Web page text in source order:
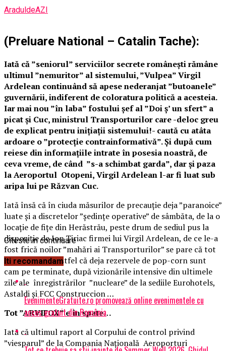
AraduldeAZI
(Preluare National – Catalin Tache):
Iată că ”seniorul” serviciilor secrete românești rămâne
ultimul ”nemuritor” al sistemului, ”Vulpea” Virgil
Ardelean continuând să apese nederanjat ”butoanele”
guvernării, indiferent de coloratura politică a acesteia.
Iar mai nou ”în laba” fostului șef al ”Doi ș’ un sfert” a
picat și Cuc, ministrul Transporturilor care -deloc greu
de explicat pentru inițiații sistemului!- caută cu atâta
ardoare o ”protecție contrainformativă”. Și după cum
reiese din informațiile intrate în posesia noastră, de
ceva vreme, de când ”s-a schimbat garda”, dar și paza
la Aeroportul Otopeni, Virgil Ardelean l-ar fi luat sub
aripa lui pe Răzvan Cuc.
Iată însă că în ciuda măsurilor de precauție deja ”paranoice”
luate și a discretelor ”ședințe operative” de sâmbăta, de la o
locație de fițe din Herăstrău, peste drum de sediul pus la
dispoziție de Ion Țiriac firmei lui Virgil Ardelean, de ce le-a
fost frică noilor ”mahări ai Transporturilor” se pare că tot
nu au scăpat! Astfel că deja rezervele de pop-corn sunt
cam pe terminate, după vizionările intensive din ultimele
zile ale înregistrărilor ”nucleare” de la sediile Eurohotels,
Astaldi și FCC Construccion …
Tot ”ARVIFOX” e în spate…
Iată că ultimul raport al Corpului de control privind
”viesparul” de la Compania Națională Aeroporturi
Citeste in continuare
Iti recomandam
EvenimenteGratuite.ro promovează online evenimentele cu
acces gratuit din România